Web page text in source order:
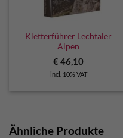
Kletterführer Lechtaler
Alpen
€46,10
incl. 10% VAT
Ähnliche Produkte